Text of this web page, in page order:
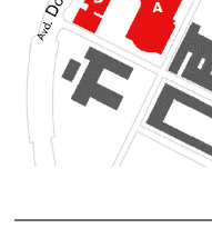
los 2 Pabellones-
transitar.